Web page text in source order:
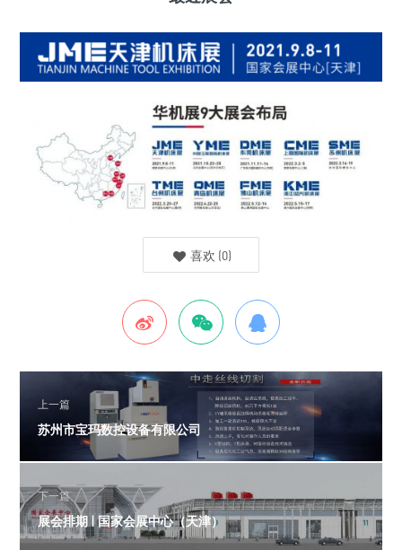
喜欢 (0)
上一篇
苏州市宝玛数控设备有限公司
下一篇
展会排期 | 国家会展中心（天津）